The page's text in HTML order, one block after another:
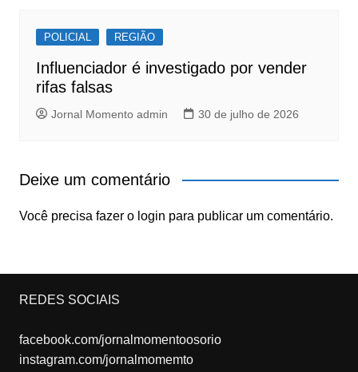
POLICIAL REGIÃO
Influenciador é investigado por vender
rifas falsas
Jornal Momento admin 30 de julho de 2026
Deixe um comentário
Você precisa fazer o login para publicar um comentário.
REDES SOCIAIS
facebook.com/jornalmomentoosorio
instagram.com/jornalmomemto